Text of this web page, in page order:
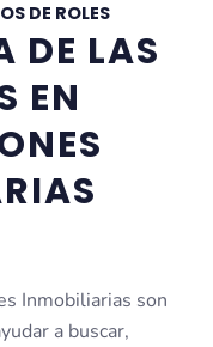
DE ROLES
DE LAS
EN
Inmobiliarias son
a buscar,